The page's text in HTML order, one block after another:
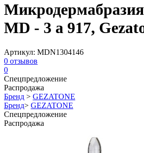
MD - 3 a 917,
Артикул: MDN1304146
0 отзывов
0
Спецпредложение
Распродажа
Бренд > GEZATONE
Бренд> GEZATONE
Спецпредложение
Распродажа